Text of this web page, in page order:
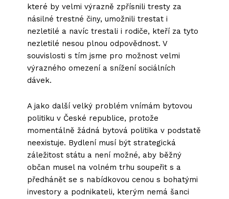
které by velmi výrazně zpřísnili tresty za
násilné trestné činy, umožnili trestat i
nezletilé a navíc trestali i rodiče, kteří za tyto
nezletilé nesou plnou odpovědnost. V
souvislosti s tím jsme pro možnost velmi
výrazného omezení a snížení sociálních
dávek.
A jako další velký problém vnímám bytovou
politiku v České republice, protože
momentálně žádná bytová politika v podstatě
neexistuje. Bydlení musí být strategická
záležitost státu a není možné, aby běžný
občan musel na volném trhu soupeřit s a
předhánět se s nabídkovou cenou s bohatými
investory a podnikateli, kterým nemá šanci